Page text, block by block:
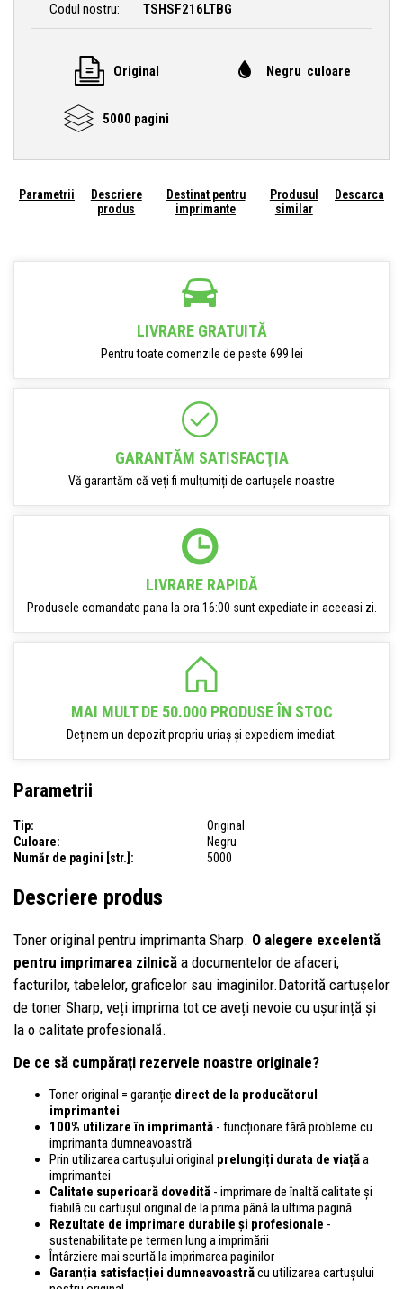
Codul nostru:
TSHSF216LTBG
Original Negru culoare
5000 pagini
Parametrii
Descriere
produs
Destinat pentru
imprimante
Produsul
similar
Descarca
LIVRARE GRATUITĂ
Pentru toate comenzile de peste 699 lei
GARANTĂM SATISFACŢIA
Vă garantăm că veți fi mulțumiți de cartușele noastre
LIVRARE RAPIDĂ
Produsele comandate pana la ora 16:00 sunt expediate in aceeasi zi.
MAI MULT DE 50.000 PRODUSE ÎN STOC
Deținem un depozit propriu uriaș și expediem imediat.
Parametrii
Tip:
Original
Culoare:
Negru
Număr de pagini [str.]:
5000
Descriere produs
Toner original pentru imprimanta Sharp. O alegere excelentă
pentru imprimarea zilnică a documentelor de afaceri,
facturilor, tabelelor, graficelor sau imaginilor.Datorită cartușelor
de toner Sharp, veți imprima tot ce aveți nevoie cu ușurință și
la o calitate profesională.
De ce să cumpărați rezervele noastre originale?
Toner original = garanție direct de la producătorul
imprimantei
100% utilizare în imprimantă - funcționare fără probleme cu
imprimanta dumneavoastră
Prin utilizarea cartușului original prelungiți durata de viațăa
imprimantei
Calitate superioară dovedită - imprimare de înaltă calitate și
fiabilă cu cartușul original de la prima până la ultima pagină
Rezultate de imprimare durabile și profesionale -
sustenabilitate pe termen lung a imprimării
Întârziere mai scurtă la imprimarea paginilor
Garanția satisfacției dumneavoastrăcu utilizarea cartușului